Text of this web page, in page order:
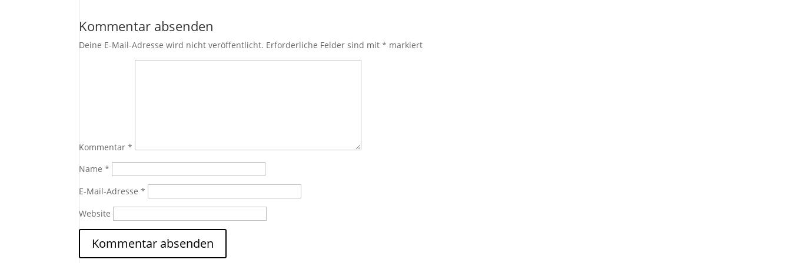
Kommentar absenden
Deine E-Mail-Adresse wird nicht veröffentlicht. Erforderliche Felder sind mit* markiert
Kommentar*
Name*
E-Mail-Adresse*
Website